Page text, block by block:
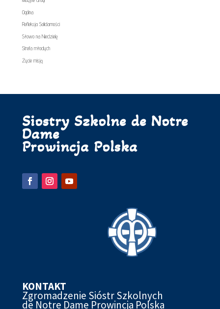
Ogólna
Refleksja Solidarności
Słowo na Niedzielę
Strefa młodych
Życie misją
Siostry Szkolne de Notre
Dame
Prowincja Polska
KONTAKT
Zgromadzenie Sióstr Szkolnych
de Notre Dame Prowincja Polska